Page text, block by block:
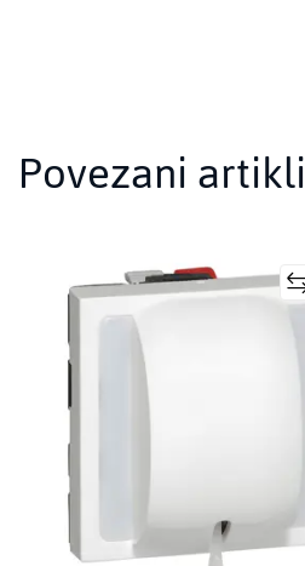
Povezani artikli